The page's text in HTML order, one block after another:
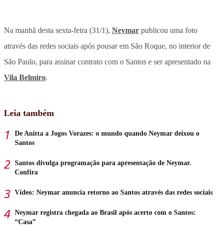
Na manhã desta sexta-feira (31/1), Neymar publicou uma foto
através das redes sociais após pousar em São Roque, no interior de
São Paulo, para assinar contrato com o Santos e ser apresentado na
Vila Belmiro.
Leia também
De Anitta a Jogos Vorazes: o mundo quando Neymar deixou o
Santos
Santos divulga programação para apresentação de Neymar.
Confira
Vídeo: Neymar anuncia retorno ao Santos através das redes sociais
Neymar registra chegada ao Brasil após acerto com o Santos:
“Casa”